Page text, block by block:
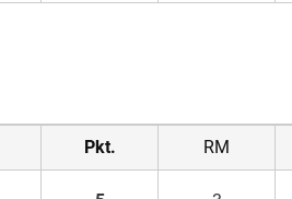
Pkt. RM